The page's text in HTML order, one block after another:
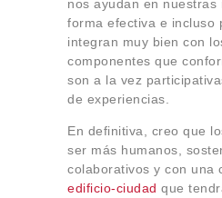
nos ayudan en nuestras
forma efectiva e incluso
integran muy bien con
componentes que
son a la vez
de experiencias.
En definitiva, creo que
ser más humanos,
colaborativos y con una
edificio-ciudad que